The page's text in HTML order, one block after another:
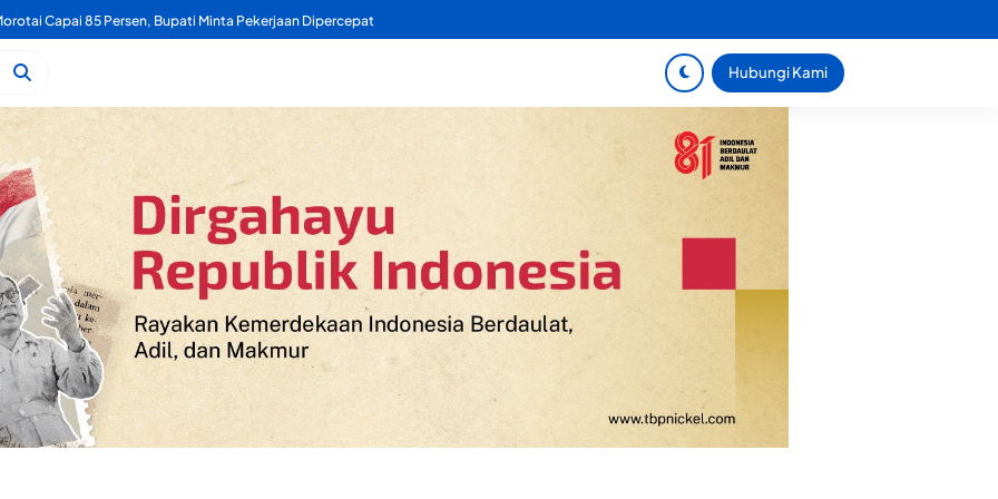
Capai 85 Persen, Bupati Minta Pekerjaan Dipercepat
Hubungi Kami